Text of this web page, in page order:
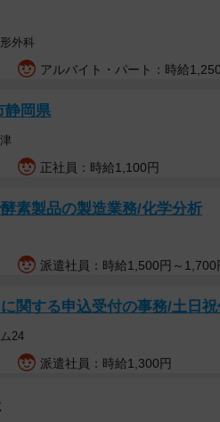
外科
アルバイト・パート：時給
静岡県
正社員：時給1,100円
素製品の製造業務/化学分析
派遣社員：時給1,500円～1,700
関する申込受付の事務/土日
24
派遣社員：時給1,300円